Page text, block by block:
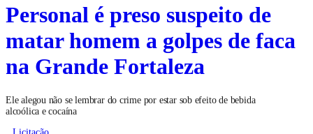
Personal é preso suspeito de
matar homem a golpes de faca
na Grande Fortaleza
Ele alegou não se lembrar do crime por estar sob efeito de bebida
alcoólica e cocaína
Licitação